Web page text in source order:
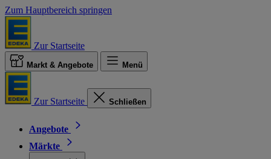
Zum Hauptbereich springen
Zur Startseite
Markt & Angebote Menü
Zur Startseite Schließen
Angebote
Märkte